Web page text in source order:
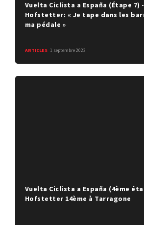
Vuelta Ciclista a España (Étape 7)
Hofstetter: « Je tape dans les
ma pédale »
ARTICLES 1 septembre 2023
Vuelta Ciclista a España (4ème
Hofstetter 14ème à Tarragone